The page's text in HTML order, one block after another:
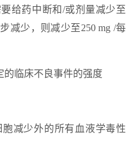
给药中断和/或剂量减少至
减少，则减少至250 mg /每
的临床不良事件的强度
减少外的所有血液学毒性